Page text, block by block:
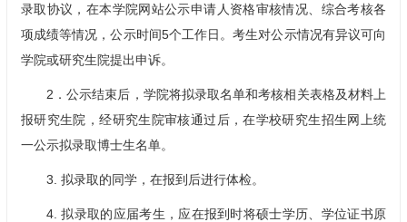
录取协议，在本学院网站公示申请人资格审核情况、综合考核各
项成绩等情况，公示时间5个工作日。考生对公示情况有异议可向
学院或研究生院提出申诉。
2．公示结束后，学院将拟录取名单和考核相关表格及材料上
报研究生院，经研究生院审核通过后，在学校研究生招生网上统
一公示拟录取博士生名单。
3. 拟录取的同学，在报到后进行体检。
4. 拟录取的应届考生，应在报到时将硕士学历、学位证书原